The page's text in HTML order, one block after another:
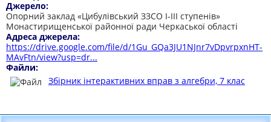
Джерело:
Опорний заклад «Цибулівський ЗЗСО І-ІІІ ступенів»
Монастирищенської районної ради Черкаської області
Адреса джерела:
https://drive.google.com/file/d/1Gu_GQa3JU1NJnr7vDpvrpxnHT-
MAvFtn/view?usp=dr...
Файли:
Збірник інтерактивних вправ з алгебри, 7 клас